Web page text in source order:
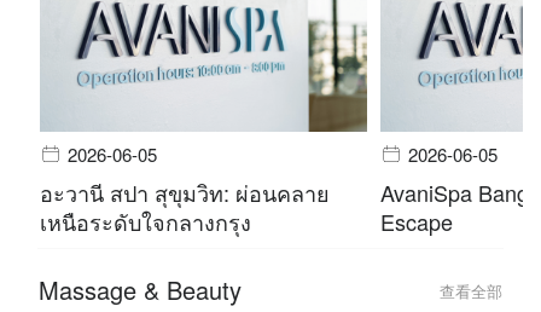
2026-06-05
อะวานี สปา สุขุมวิท: ผ่อนคลาย
เหนือระดับใจกลางกรุง
2026-06-05
AvaniSpa
Escape
Massage & Beauty 查看全部